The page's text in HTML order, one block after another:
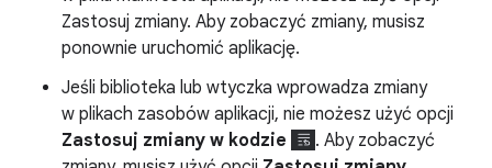
Zastosuj zmiany. Aby zobaczyć zmiany, musisz
ponownie uruchomić aplikację.
Jeśli biblioteka lub wtyczka wprowadza zmiany
w plikach zasobów aplikacji, nie możesz użyć opcji
Zastosuj zmiany w kodzie
. Aby zobaczyć